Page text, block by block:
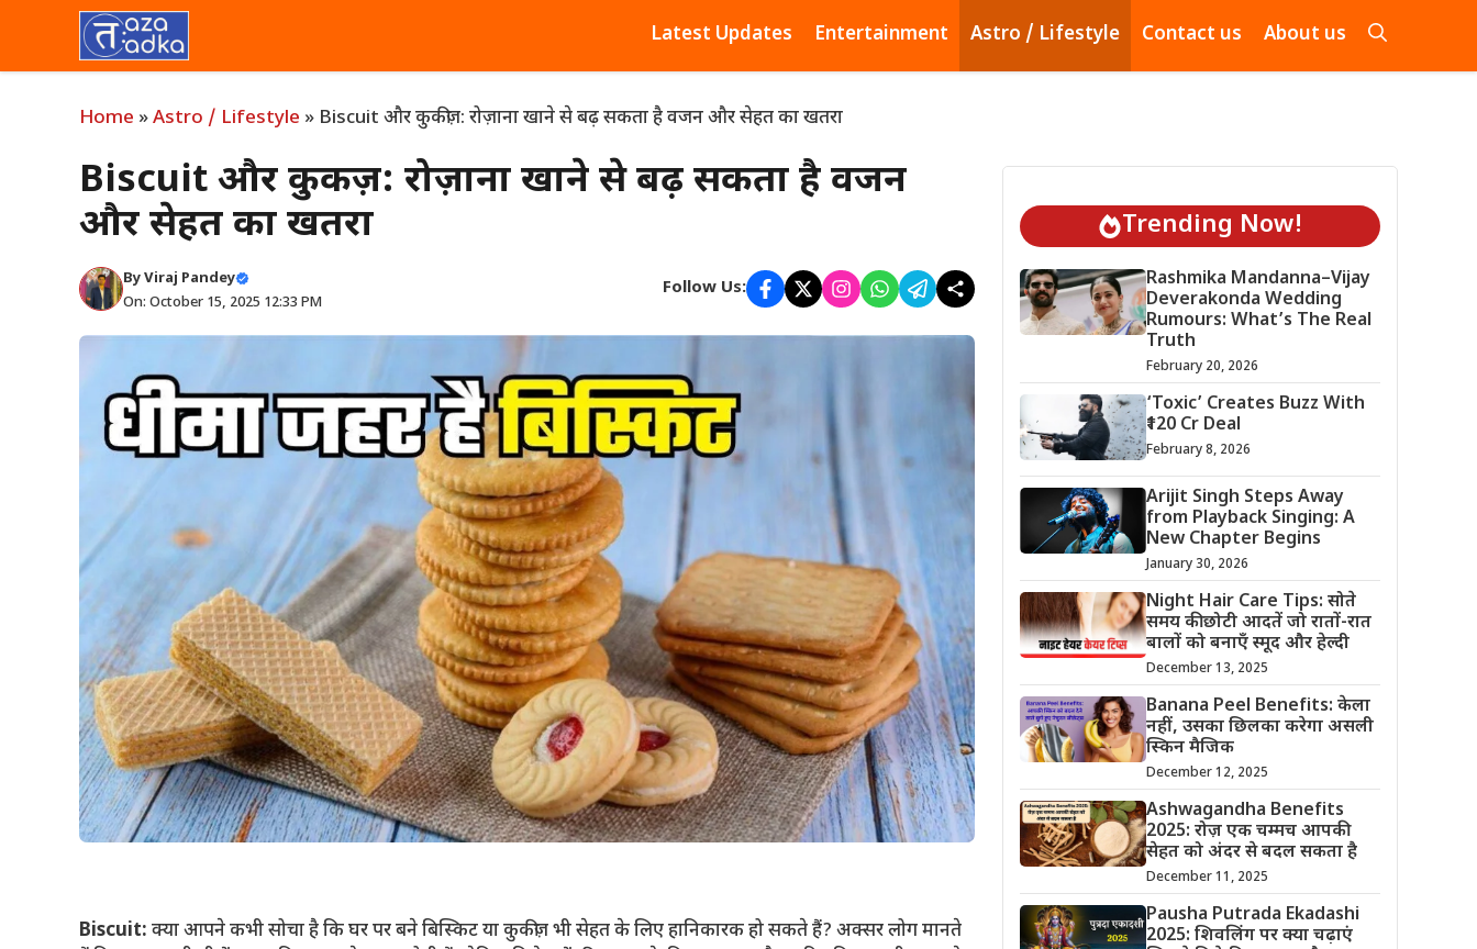
content
Latest Updates Entertainment Astro / Lifestyle Contact us About us
Home »Astro / Lifestyle » Biscuit और कुकीज़: रोज़ाना खाने से बढ़ सकता है वजन और सेहत का खतरा
Biscuit और कुकीज़: रोज़ाना खाने से बढ़ सकता है वजन
और सेहत का खतरा
ByViraj Pandey
On: October 15, 2025 12:33 PM
Follow Us:
Biscuit: क्या आपने कभी सोचा है कि घर पर बने बिस्किट या कुकीज़ भी सेहत के लिए हानिकारक हो सकते हैं? अक्सर लोग मानते
Trending Now!
Rashmika Mandanna–Vijay
Deverakonda Wedding
Rumours: What’s The Real
Truth
February 20, 2026
‘Toxic’ Creates Buzz With
₹120 Cr Deal
February 8, 2026
Arijit Singh Steps Away
from Playback Singing: A
New Chapter Begins
January 30, 2026
Night Hair Care Tips: सोते
समय की छोटी आदतें जो रातों-रात
बालों को बनाएँ स्मूद और हेल्दी
December 13, 2025
Banana Peel Benefits: केला
नहीं, उसका छिलका करेगा असली
स्किन मैजिक
December 12, 2025
Ashwagandha Benefits
2025: रोज़ एक चम्मच आपकी
सेहत को अंदर से बदल सकता है
December 11, 2025
Pausha Putrada Ekadashi
2025: शिवलिंग पर क्या चढ़ाएं